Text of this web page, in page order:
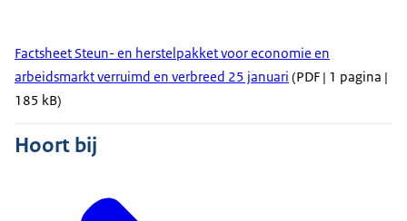
Factsheet Steun- en herstelpakket voor economie en
arbeidsmarkt verruimd en verbreed 25 januari (PDF | 1 pagina |
185 kB)
Hoort bij